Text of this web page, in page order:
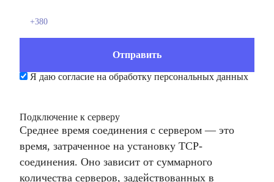
Я даю согласие на обработку персональных данных
Подключение к серверу
Среднее время соединения с сервером — это
время, затраченное на установку ТСР-
соединения. Оно зависит от суммарного
количества серверов, задействованных в